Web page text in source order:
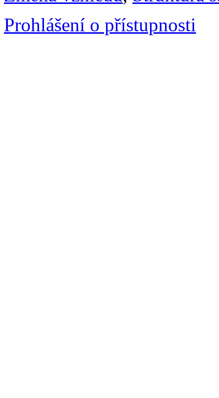
Prohlášení o přístupnosti